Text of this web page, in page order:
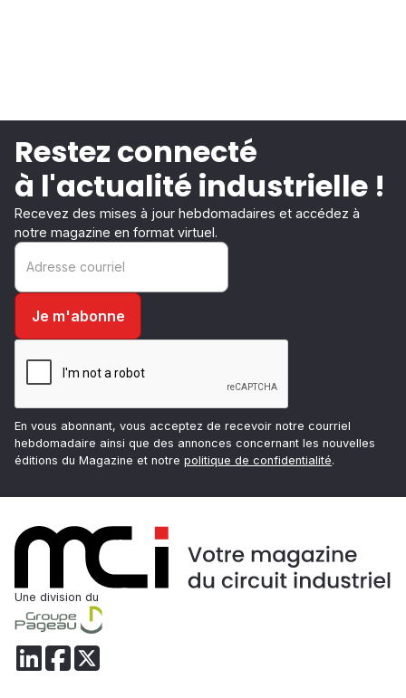
Restez connecté
à l'actualité industrielle !
Recevez des mises à jour hebdomadaires et accédez à
notre magazine en format virtuel.
En vous abonnant, vous acceptez de recevoir notre courriel
hebdomadaire ainsi que des annonces concernant les nouvelles
éditions du Magazine et notre politique de confidentialité.
Une division du